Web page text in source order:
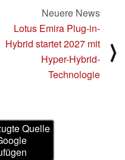
Neuere News
Lotus Emira Plug-in-
Hybrid startet 2027 mit
Hyper-Hybrid-
Technologie
⟩
Quelle